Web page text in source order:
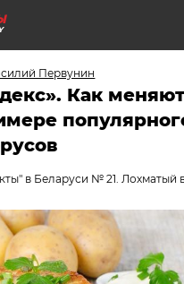
Первунин
Как
в Беларуси № 21. Лохматый